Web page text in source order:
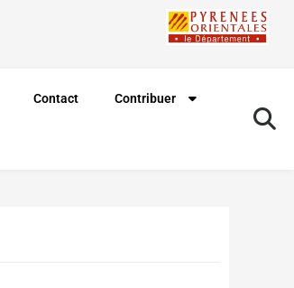
Contact Contribuer